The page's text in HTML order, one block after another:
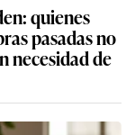
quienes
pasadas no
necesidad de